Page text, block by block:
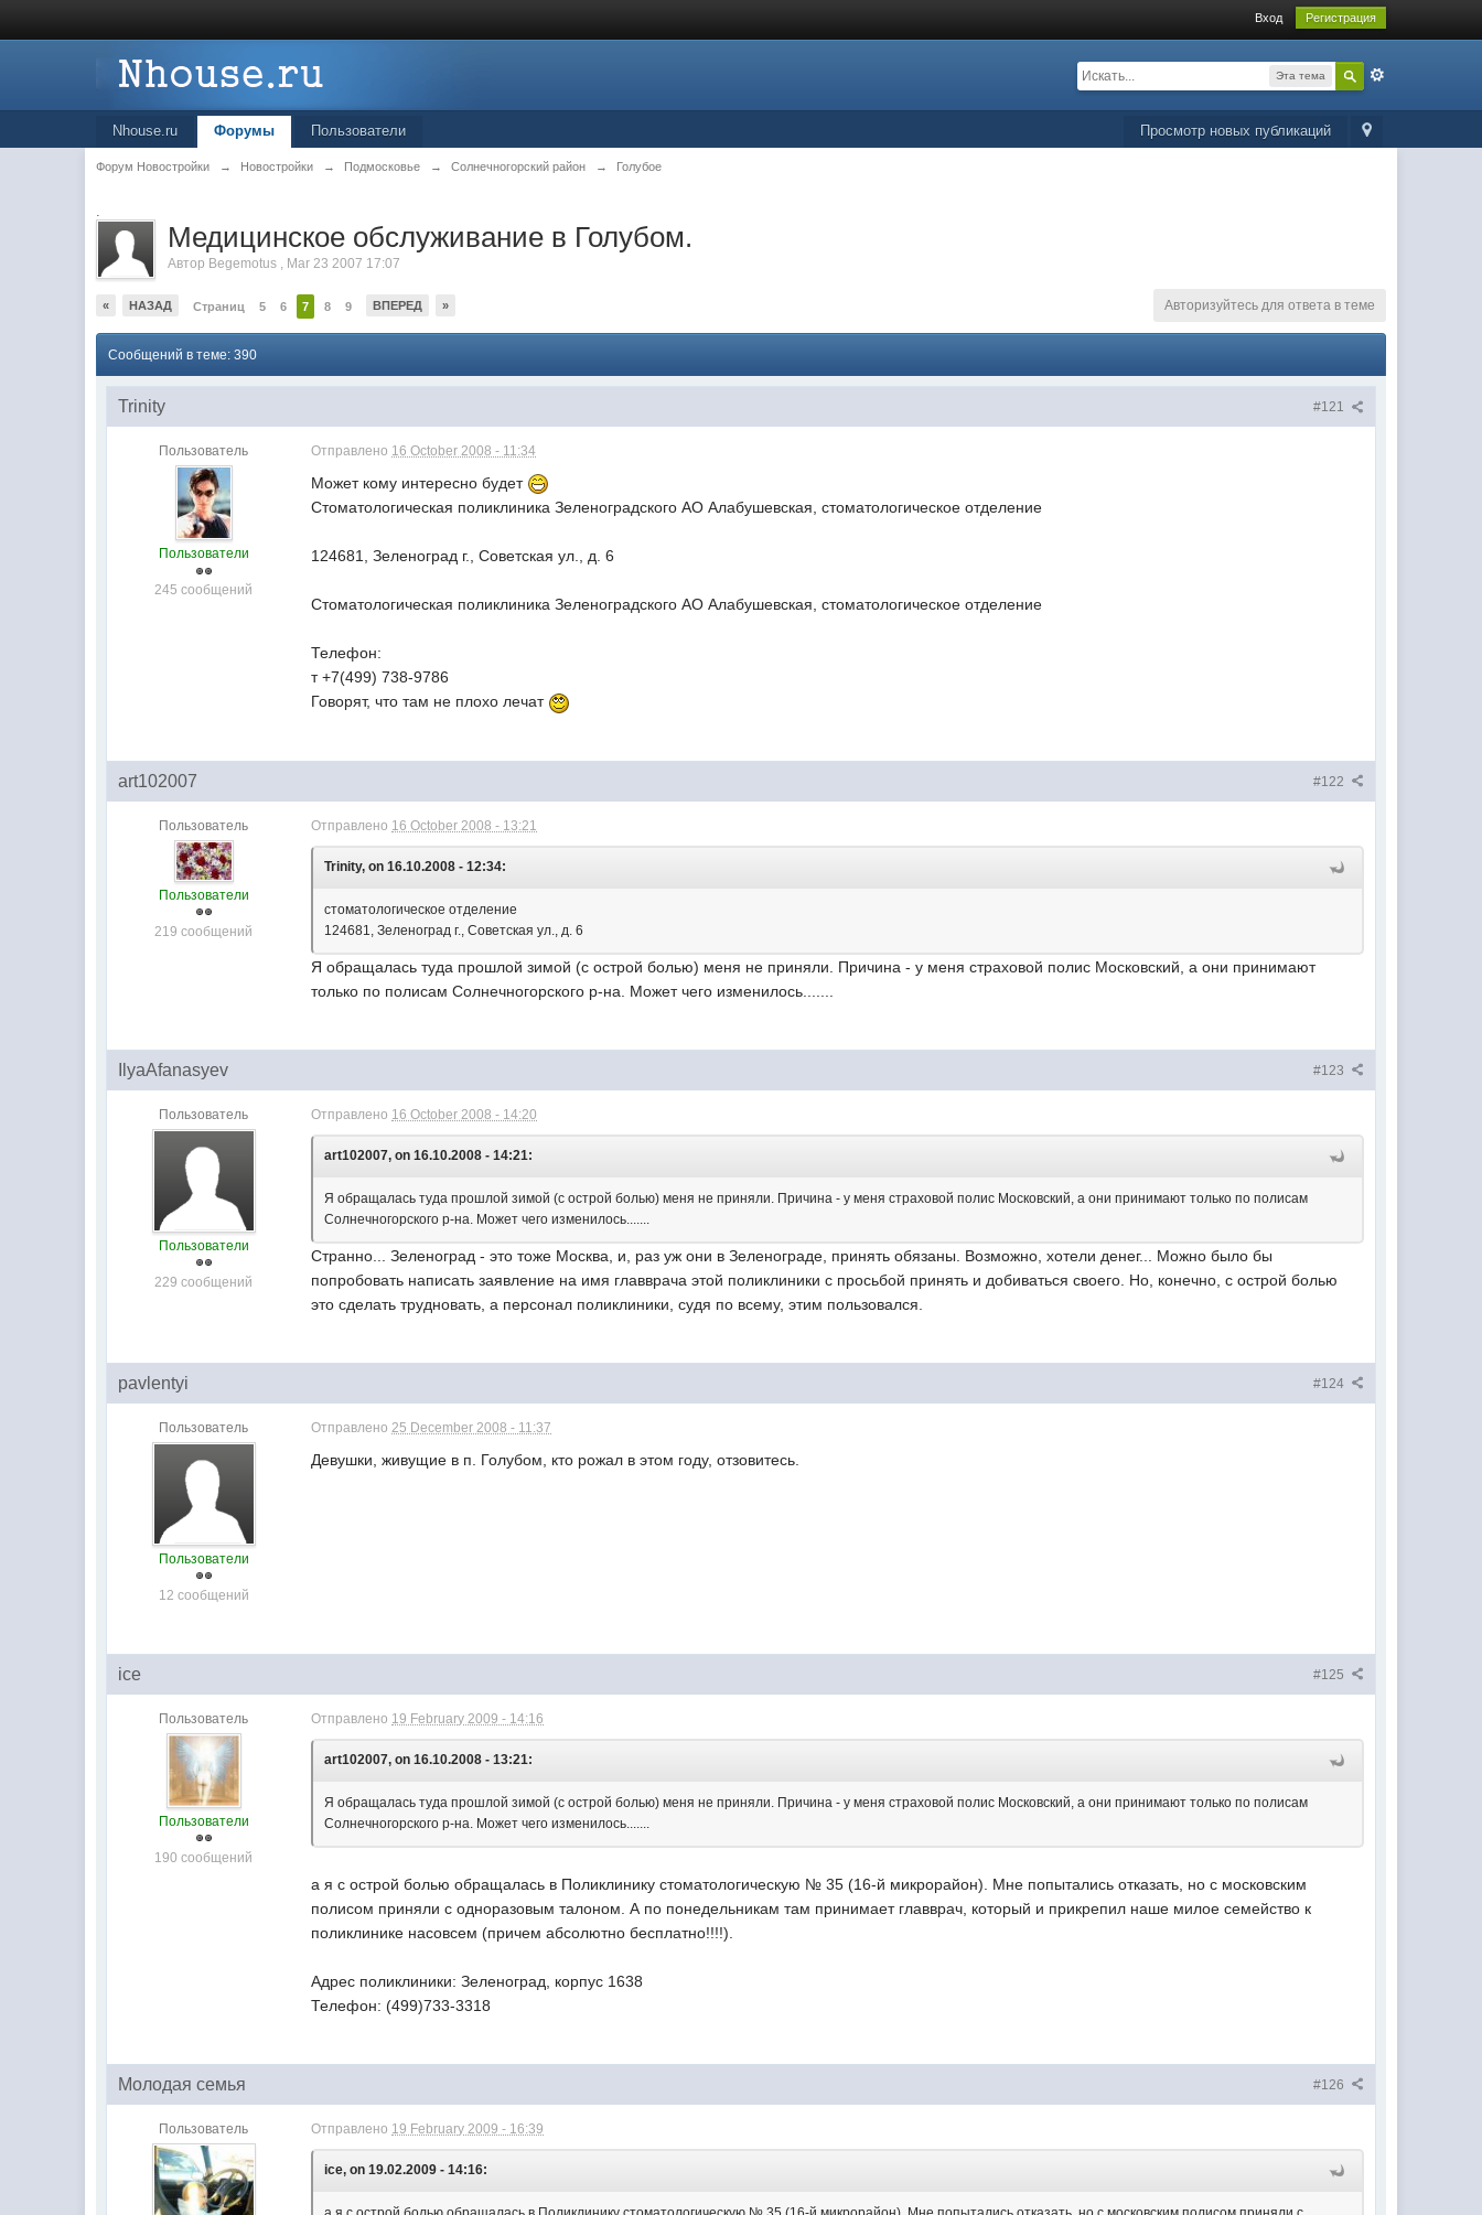
Вход Регистрация
Эта тема
Просмотр новых публикаций
Nhouse.ru Форумы Пользователи
Форум Новостройки → Новостройки → Подмосковье → Солнечногорский район → Голубое
.
Медицинское обслуживание в Голубом.
Автор Begemotus , Mar 23 2007 17:07
« НАЗАД Страниц 5 6 7 8 9 ВПЕРЕД » Авторизуйтесь для ответа в теме
Сообщений в теме: 390
#121
Trinity
Пользователь
Пользователи
245 сообщений
Отправлено 16 October 2008 - 11:34
Может кому интересно будет
Стоматологическая поликлиника Зеленоградского АО Алабушевская, стоматологическое отделение
124681, Зеленоград г., Советская ул., д. 6
Стоматологическая поликлиника Зеленоградского АО Алабушевская, стоматологическое отделение
Телефон:
т +7(499) 738-9786
Говорят, что там не плохо лечат
#122
art102007
Пользователь
Пользователи
219 сообщений
Отправлено 16 October 2008 - 13:21
Trinity, on 16.10.2008 - 12:34:
стоматологическое отделение
124681, Зеленоград г., Советская ул., д. 6
Я обращалась туда прошлой зимой (с острой болью) меня не приняли. Причина - у меня страховой полис Московский, а они принимают
только по полисам Солнечногорского р-на. Может чего изменилось.......
#123
IlyaAfanasyev
Пользователь
Пользователи
229 сообщений
Отправлено 16 October 2008 - 14:20
art102007, on 16.10.2008 - 14:21:
Я обращалась туда прошлой зимой (с острой болью) меня не приняли. Причина - у меня страховой полис Московский, а они принимают только по полисам
Солнечногорского р-на. Может чего изменилось.......
Странно... Зеленоград - это тоже Москва, и, раз уж они в Зеленограде, принять обязаны. Возможно, хотели денег... Можно было бы
попробовать написать заявление на имя главврача этой поликлиники с просьбой принять и добиваться своего. Но, конечно, с острой болью
это сделать трудновать, а персонал поликлиники, судя по всему, этим пользовался.
#124
pavlentyi
Пользователь
Пользователи
12 сообщений
Отправлено 25 December 2008 - 11:37
Девушки, живущие в п. Голубом, кто рожал в этом году, отзовитесь.
#125
ice
Пользователь
Пользователи
190 сообщений
Отправлено 19 February 2009 - 14:16
art102007, on 16.10.2008 - 13:21:
Я обращалась туда прошлой зимой (с острой болью) меня не приняли. Причина - у меня страховой полис Московский, а они принимают только по полисам
Солнечногорского р-на. Может чего изменилось.......
а я с острой болью обращалась в Поликлинику стоматологическую № 35 (16-й микрорайон). Мне попытались отказать, но с московским
полисом приняли с одноразовым талоном. А по понедельникам там принимает главврач, который и прикрепил наше милое семейство к
поликлинике насовсем (причем абсолютно бесплатно!!!!).
Адрес поликлиники: Зеленоград, корпус 1638
Телефон: (499)733-3318
#126
Молодая семья
Пользователь Отправлено 19 February 2009 - 16:39
ice, on 19.02.2009 - 14:16: